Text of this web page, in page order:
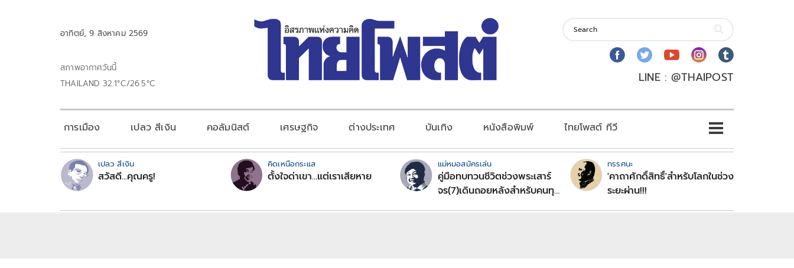
อาทิตย์, 9 สิงหาคม 2569
สภาพอากาศวันนี้
THAILAND 32.1°C/26.5°C
LINE : @THAIPOST
การเมือง เปลว สีเงิน คอลัมนิสต์ เศรษฐกิจ ต่างประเทศ บันเทิง หนังสือพิมพ์ ไทยโพสต์ ทีวี
เปลว สีเงิน
สวัสดี...คุณครู!
คิดเหนือกระแส
ตั้งใจด่าเขา...แต่เราเสียหาย
แม่หมอสมัครเล่น
คู่มือทบทวนชีวิตช่วงพระเสาร์
จร(7)เดินถอยหลังสำหรับคนทุก
ทรรศนะ
'คาถาศักดิ์สิทธิ์'สำหรับโลกในช่วง
ระยะผ่าน!!!